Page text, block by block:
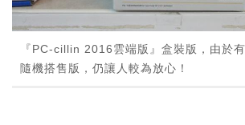
『PC-cillin 2016雲端版』盒裝版，由於
隨機搭售版，仍讓人較為放心！